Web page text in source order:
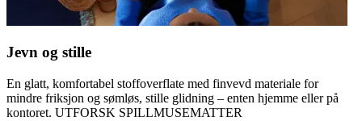
Jevn og stille
En glatt, komfortabel stoffoverflate med finvevd materiale for
mindre friksjon og sømløs, stille glidning – enten hjemme eller på
kontoret. UTFORSK SPILLMUSEMATTER